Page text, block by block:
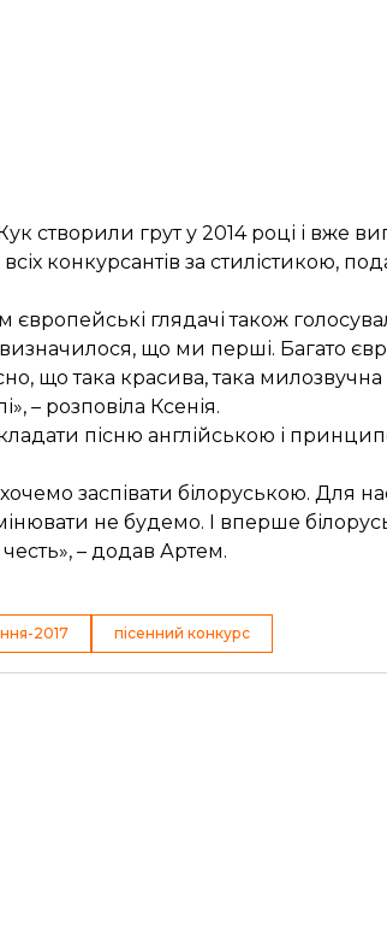
створили грут у 2014 році і вже
конкурсантів за стилістикою,
глядачі також
що ми перші. Багато
що така красива, така
– розповіла Ксенія.
пісню англійською і
заспівати білоруською. Для
не будемо. І вперше
– додав Артем.
2017 пісенний конкурс